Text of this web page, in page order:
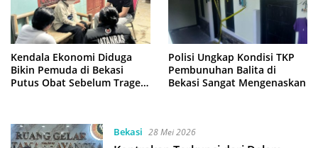
Kendala Ekonomi Diduga
Bikin Pemuda di Bekasi
Putus Obat Sebelum Tragedi
Polisi Ungkap Kondisi TKP
Pembunuhan Balita di
Bekasi Sangat Mengenaskan
Bekasi 28 Mei 2026